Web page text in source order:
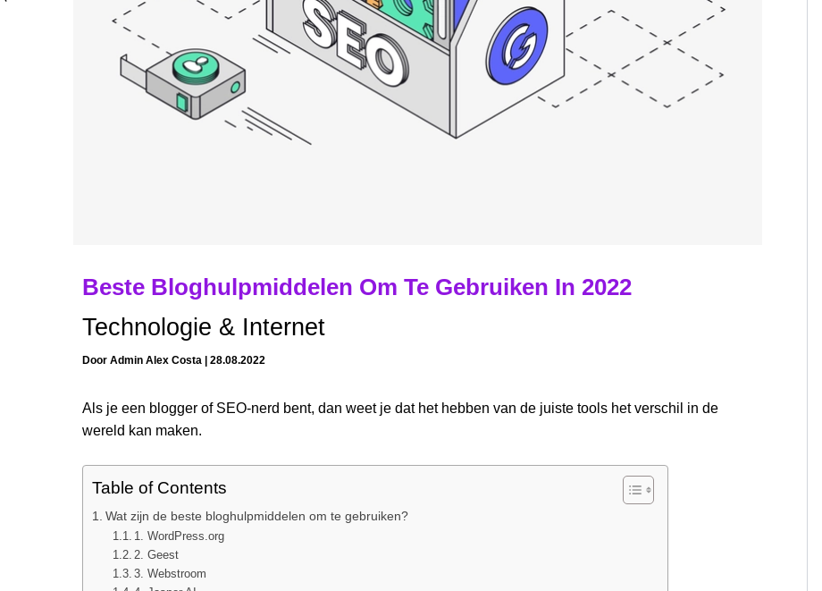
Beste Bloghulpmiddelen Om Te Gebruiken In 2022
Technologie & Internet
Door Admin Alex Costa 28.08.2022
Als je een blogger of SEO-nerd bent, dan weet je dat het hebben van de juiste tools het verschil in de
wereld kan maken.
Table of Contents
Wat zijn de beste bloghulpmiddelen om te gebruiken?
1. WordPress.org
2. Geest
3. Webstroom